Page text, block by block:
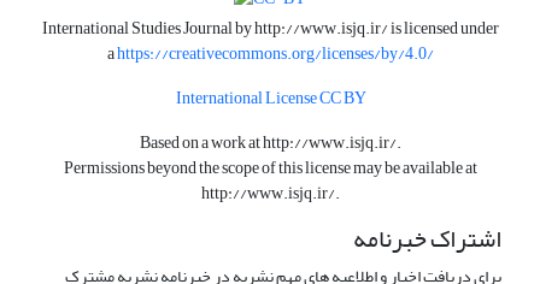
International Studies Journal byhttp://www.isjq.ir/is licensed under
ahttps://creativecommons.org/licenses/by/4.0/
International License CC BY
Based on a work athttp://www.isjq.ir/.
Permissions beyond the scope of this license may be available at
http://www.isjq.ir/.
اشتراک خبرنامه
برای دریافت اخبار و اطلاعیه های مهم نشریه در خبرنامه نشریه مشترک